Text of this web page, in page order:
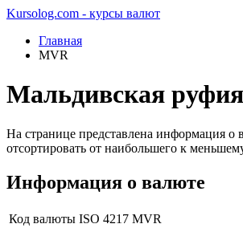
Kursolog.com - курсы валют
Главная
MVR
Мальдивская
На странице представлена информация
отсортировать от наибольшего к
Информация о валюте
Код валюты ISO 4217 MVR